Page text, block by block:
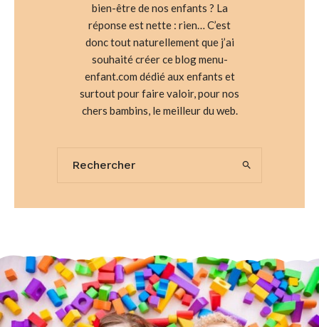
bien-être de nos enfants ? La
réponse est nette : rien… C’est
donc tout naturellement que j’ai
souhaité créer ce blog menu-
enfant.com dédié aux enfants et
surtout pour faire valoir, pour nos
chers bambins, le meilleur du web.